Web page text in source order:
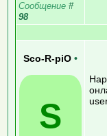
Сообщение #
98
Sco-R-piO •
S